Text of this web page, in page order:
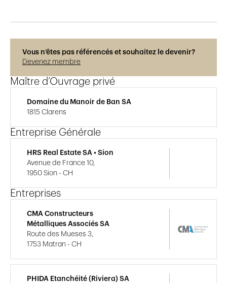
Vous n’êtes pas référencés et souhaitez le devenir?
Devenez membre
Maître d’Ouvrage privé
Domaine du Manoir de Ban SA
1815 Clarens
Entreprise Générale
HRS Real Estate SA • Sion
Avenue de France 10,
1950 Sion - CH
Entreprises
CMA Constructeurs
Métalliques Associés SA
Route des Mueses 3,
1753 Matran - CH
PHIDA Etanchéité (Riviera) SA